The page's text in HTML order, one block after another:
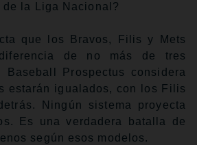
la Liga Nacional?
que los Bravos, Filis y Mets
de no más de tres
Prospectus considera
estarán igualados, con los Filis
Ningún sistema proyecta
Es una verdadera batalla de
según esos modelos.